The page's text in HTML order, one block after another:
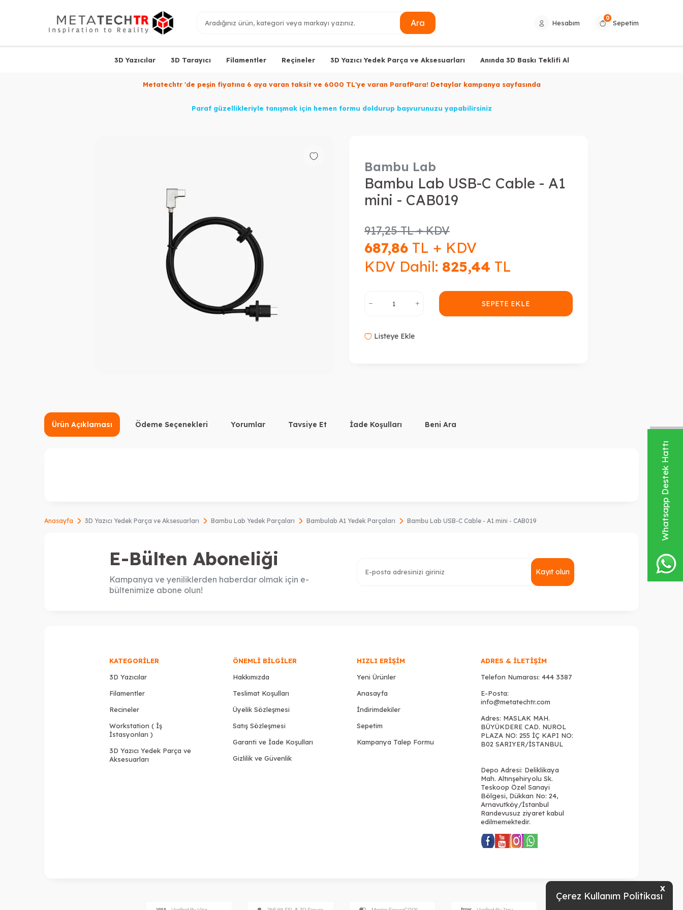
Whatsapp Destek Hattı
X
Çerez Kullanım Politikası
Ara Hesabım
0
Sepetim
3D Yazıcılar 3D Tarayıcı Filamentler Reçineler 3D Yazıcı Yedek Parça ve Aksesuarları Anında 3D Baskı Teklifi Al
Metatechtr 'de peşin fiyatına 6 aya varan taksit ve 6000 TL'ye varan ParafPara! Detaylar kampanya sayfasında
Paraf güzellikleriyle tanışmak için hemen formu doldurup başvurunuzu yapabilirsiniz
Bambu Lab
Bambu Lab USB-C Cable - A1
mini - CAB019
917,25TL + KDV
687,86 TL + KDV
KDV Dahil: 825,44 TL
SEPETE EKLE
Listeye Ekle
Ürün Açıklaması Ödeme Seçenekleri Yorumlar Tavsiye Et İade Koşulları Beni Ara
Anasayfa 3D Yazıcı Yedek Parça ve Aksesuarları Bambu Lab Yedek Parçaları Bambulab A1 Yedek Parçaları Bambu Lab USB-C Cable - A1 mini - CAB019
E-Bülten Aboneliği
Kampanya ve yeniliklerden haberdar olmak için e-
bültenimize abone olun!
Kayıt olun
KATEGORILER
3D Yazıcılar
Filamentler
Recineler
Workstation ( İş
İstasyonları )
3D Yazıcı Yedek Parça ve
Aksesuarları
ÖNEMLI BILGILER
Hakkımızda
Teslimat Koşulları
Üyelik Sözleşmesi
Satış Sözleşmesi
Garanti ve İade Koşulları
Gizlilik ve Güvenlik
HIZLI ERIŞIM
Yeni Ürünler
Anasayfa
İndirimdekiler
Sepetim
Kampanya Talep Formu
ADRES & İLETIŞIM
Telefon Numarası: 444 3387
E-Posta:
info@metatechtr.com
Adres: MASLAK MAH.
BÜYÜKDERE CAD. NUROL
PLAZA NO: 255 İÇ KAPI NO:
B02 SARIYER/İSTANBUL
Depo Adresi: Deliklikaya
Mah. Altınşehiryolu Sk.
Teskoop Özel Sanayi
Bölgesi, Dükkan No: 24,
Arnavutköy/İstanbul
Randevusuz ziyaret kabul
edilmemektedir.